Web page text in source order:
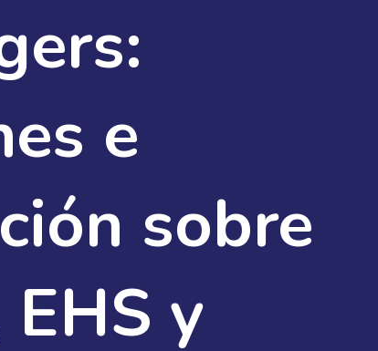
e
sobre
y